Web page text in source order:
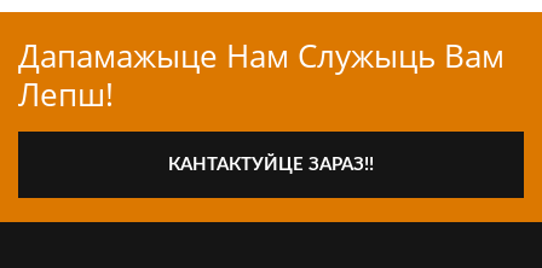
Дапамажыце Нам Служыць Вам
Лепш!
КАНТАКТУЙЦЕ ЗАРАЗ!!